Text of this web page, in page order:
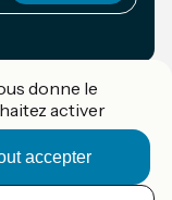
donne le
activer
accepter